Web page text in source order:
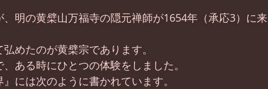
明の黄檗山万福寺の隠元禅師が1654年（承応3）に来
めたのが黄檗宗であります。
ある時にひとつの体験をしました。
には次のように書かれています。